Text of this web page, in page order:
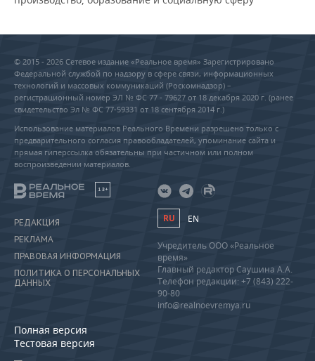
© 2015 - 2026 Сетевое издание «Реальное время» Зарегистрировано
Федеральной службой по надзору в сфере связи, информационных
технологий и массовых коммуникаций (Роскомнадзор) –
регистрационный номер ЭЛ № ФС 77 - 79627 от 18 декабря 2020 г. (ранее
свидетельство Эл № ФС 77-59331 от 18 сентября 2014 г.)
Использование материалов Реального Времени разрешено только с
предварительного согласия правообладателей, упоминание сайта и
прямая гиперссылка обязательны при частичном или полном
воспроизведении материалов.
18+
РЕДАКЦИЯ
РЕКЛАМА
ПРАВОВАЯ ИНФОРМАЦИЯ
ПОЛИТИКА О ПЕРСОНАЛЬНЫХ
ДАННЫХ
Полная версия
Тестовая версия
RU EN
Учредитель ООО «Реальное
время»
Главный редактор Саушина А.А.
Телефон редакции: +7 (843) 222-
90-80
info@realnoevremya.ru